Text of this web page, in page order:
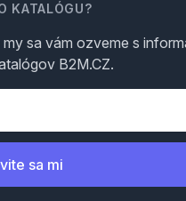
KATALÓGU?
sa vám ozveme s
B2M.CZ.
sa mi